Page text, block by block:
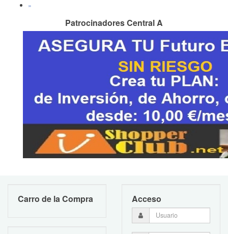
»
Patrocinadores Central A
Carro de la Compra Acceso